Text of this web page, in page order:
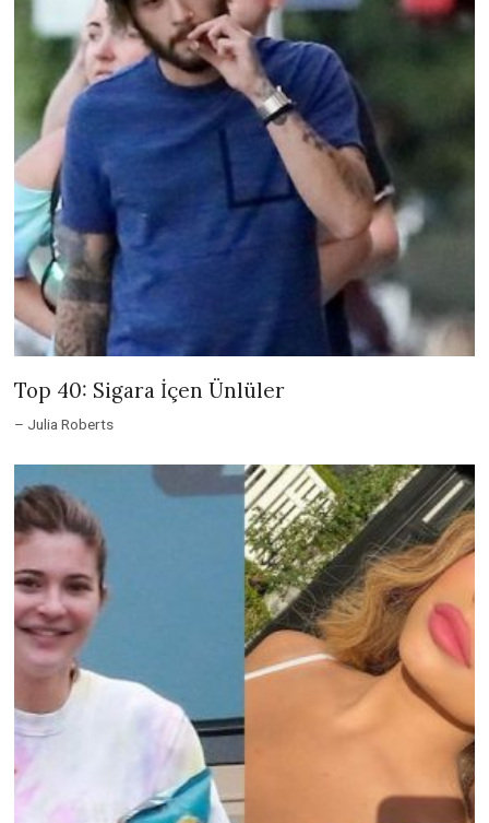
Top 40: Sigara İçen Ünlüler
– Julia Roberts